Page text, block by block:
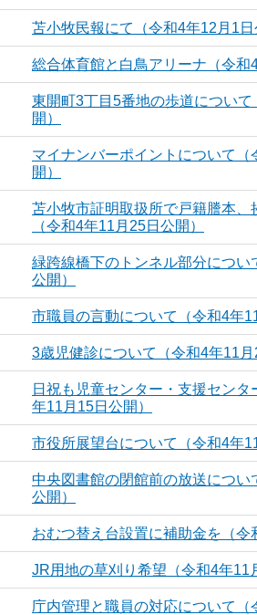
苫小牧民報にて（令和4年12月1日
総合体育館と白鳥アリーナ（令和
東開町3丁目5番地の歩道につい
開）
マイナンバーポイントについて（
開）
苫小牧市証明取扱所で戸籍謄本、
（令和4年11月25日公開）
緑跨線橋下のトンネル部分につい
公開）
市職員の言動について（令和4年
3歳児健診について（令和4年11月
日祝も児童センター・支援セン
年11月15日公開）
市役所展望台について（令和4年
中央図書館の閉館前の放送につい
公開）
おむつ替え台設置に補助金を（令
JR用地の草刈り希望（令和4年11
庁内管理と職員の対応について（